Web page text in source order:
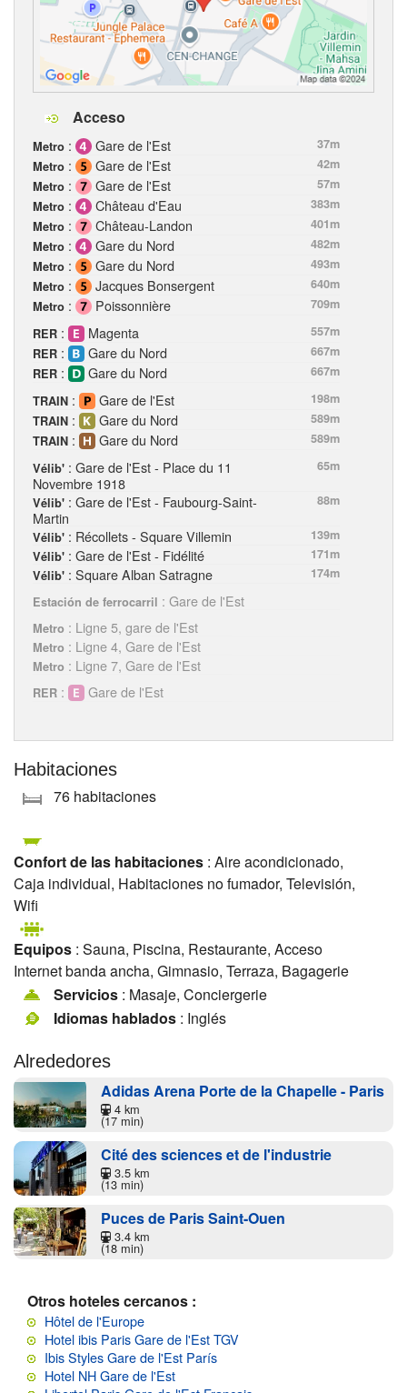
Acceso
Metro : Gare de l'Est
37m
Metro : Gare de l'Est
42m
Metro : Gare de l'Est
57m
Metro : Château d'Eau
383m
Metro : Château-Landon
401m
Metro : Gare du Nord
482m
Metro : Gare du Nord
493m
Metro : Jacques Bonsergent
640m
Metro : Poissonnière
709m
RER : Magenta
557m
RER : Gare du Nord
667m
RER : Gare du Nord
667m
TRAIN : Gare de l'Est
198m
TRAIN : Gare du Nord
589m
TRAIN : Gare du Nord
589m
Vélib' : Gare de l'Est - Place du 11
Novembre 1918
65m
Vélib' : Gare de l'Est - Faubourg-Saint-
Martin
88m
Vélib' : Récollets - Square Villemin
139m
Vélib' : Gare de l'Est - Fidélité
171m
Vélib' : Square Alban Satragne
174m
Estación de ferrocarril : Gare de l'Est
Metro : Ligne 5, gare de l'Est
Metro : Ligne 4, Gare de l'Est
Metro : Ligne 7, Gare de l'Est
RER : Gare de l'Est
Habitaciones
76 habitaciones
Confort de las habitaciones : Aire acondicionado,
Caja individual, Habitaciones no fumador, Televisión,
Wifi
Equipos : Sauna, Piscina, Restaurante, Acceso
Internet banda ancha, Gimnasio, Terraza, Bagagerie
Servicios : Masaje, Conciergerie
Idiomas hablados : Inglés
Alrededores
Adidas Arena Porte de la Chapelle - Paris
4 km
(17 min)
Cité des sciences et de l'industrie
3.5 km
(13 min)
Puces de Paris Saint-Ouen
3.4 km
(18 min)
Otros hoteles cercanos :
Hôtel de l'Europe
Hotel ibis Paris Gare de l'Est TGV
Ibis Styles Gare de l'Est París
Hotel NH Gare de l'Est